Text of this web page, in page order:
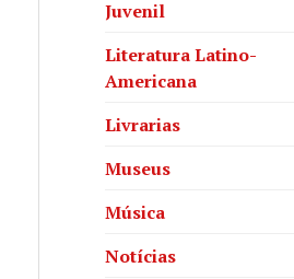
Juvenil
Literatura Latino-
Americana
Livrarias
Museus
Música
Notícias